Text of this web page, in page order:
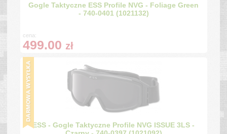
Gogle Taktyczne ESS Profile NVG - Foliage Green
- 740-0401 (1021132)
cena:
499.00 zł
ESS - Gogle Taktyczne Profile NVG ISSUE 3LS -